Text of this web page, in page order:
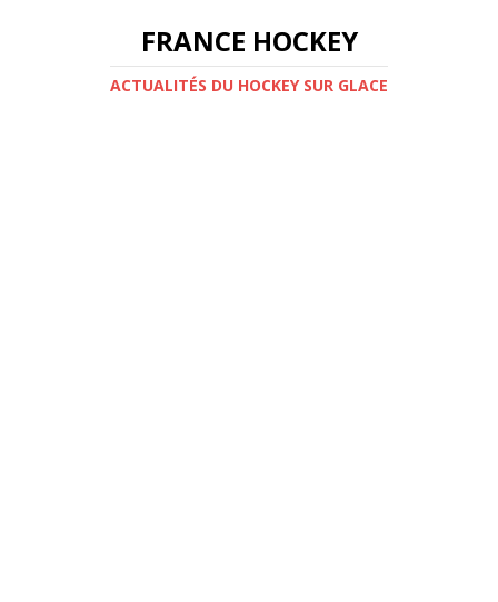
FRANCE HOCKEY
ACTUALITÉS DU HOCKEY SUR GLACE